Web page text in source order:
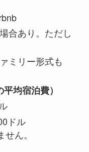
合あり。ただし
ミリー形式も
均宿泊費）
ドル
ん。